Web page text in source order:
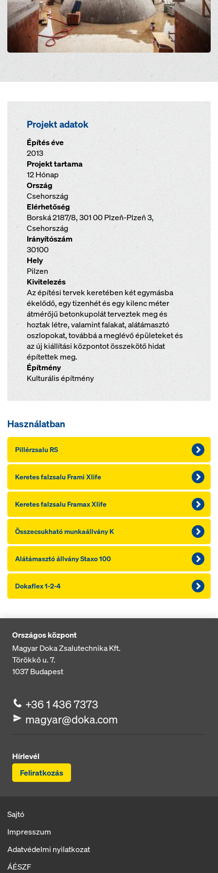
Projekt adatok
Építés éve
2013
Projekt tartama
12 Hónap
Ország
Csehország
Elérhetőség
Borská 2187/8, 301 00 Plzeň-Plzeň 3,
Csehország
Irányítószám
30100
Hely
Pilzen
Kivitelezés
Az építési tervek keretében két egymásba
ékelődő, egy tizenhét és egy kilenc méter
átmérőjű betonkupolát terveztek meg és
hoztak létre, valamint falakat, alátámasztó
oszlopokat, továbbá a meglévő épületeket és
az új kiállítási központot összekötő hidat
építettek meg.
Építmény
Kulturális építmény
Használatban
Pillérzsalu RS
Keretes falzsalu Frami Xlife
Keretes falzsalu Framax Xlife
Összecsukható munkaállvány K
Alátámasztó állvány Staxo 100
Dokaflex 1-2-4
Országos központ
Magyar Doka Zsalutechnika Kft.
Törökkő u. 7.
1037Budapest
+36 1 436 7373
magyar@doka.com
Hírlevél
Feliratkozás
Sajtó
Impresszum
Adatvédelmi nyilatkozat
ÁÉSZF